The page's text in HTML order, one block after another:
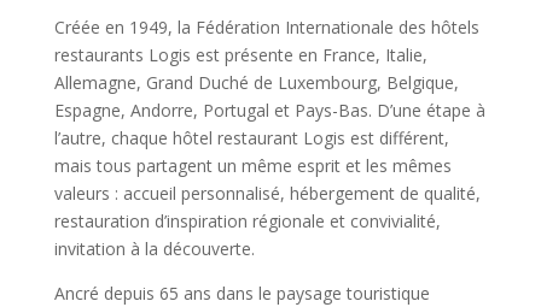
Créée en 1949, la Fédération Internationale des hôtels
restaurants Logis est présente en France, Italie,
Allemagne, Grand Duché de Luxembourg, Belgique,
Espagne, Andorre, Portugal et Pays-Bas. D’une étape à
l’autre, chaque hôtel restaurant Logis est différent,
mais tous partagent un même esprit et les mêmes
valeurs : accueil personnalisé, hébergement de qualité,
restauration d’inspiration régionale et convivialité,
invitation à la découverte.
Ancré depuis 65 ans dans le paysage touristique